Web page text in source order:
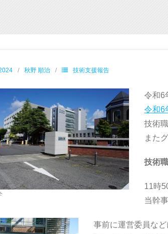
秋野 順治 技術支援報告
令和6
令和6
技術
また
技術
11時
当幹
事前に運営委員な